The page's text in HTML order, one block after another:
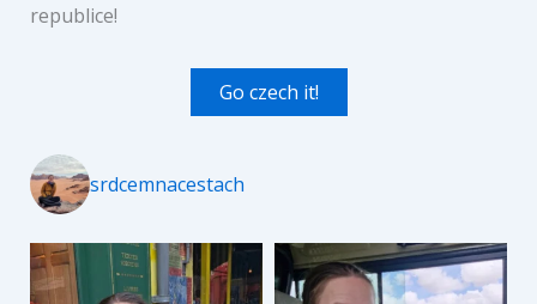
republice!
Go czech it!
srdcemnacestach